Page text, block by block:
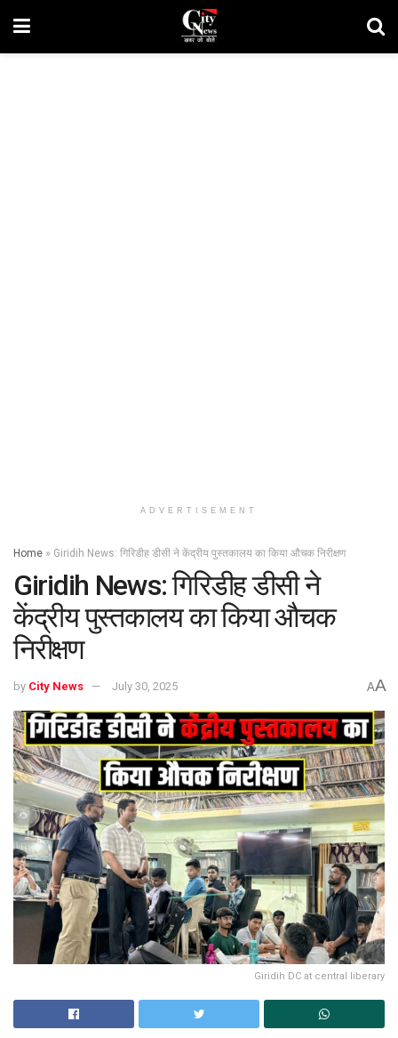
ADVERTISEMENT
Home » Giridih News: गिरिडीह डीसी ने केंद्रीय पुस्तकालय का किया औचक निरीक्षण
Giridih News: गिरिडीह डीसी ने
केंद्रीय पुस्तकालय का किया औचक
निरीक्षण
by City News July 30, 2025 AA
Giridih DC at central liberary